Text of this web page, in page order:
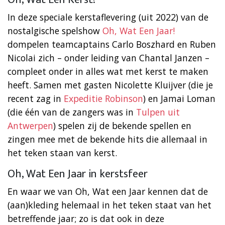
In deze speciale kerstaflevering (uit 2022) van de
nostalgische spelshow Oh, Wat Een Jaar!
dompelen teamcaptains Carlo Boszhard en Ruben
Nicolai zich – onder leiding van Chantal Janzen –
compleet onder in alles wat met kerst te maken
heeft. Samen met gasten Nicolette Kluijver (die je
recent zag in Expeditie Robinson) en Jamai Loman
(die één van de zangers was in Tulpen uit
Antwerpen) spelen zij de bekende spellen en
zingen mee met de bekende hits die allemaal in
het teken staan van kerst.
Oh, Wat Een Jaar in kerstsfeer
En waar we van Oh, Wat een Jaar kennen dat de
(aan)kleding helemaal in het teken staat van het
betreffende jaar; zo is dat ook in deze